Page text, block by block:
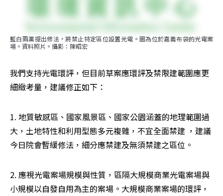
藍白兩黨提出修法，將禁止特定區位設置光電。圖為位於嘉義布袋的光電案
場。資料照片。攝影：陳昭宏
我們支持光電環評，但目前草案應環評及禁限建範圍應更
細緻考量，建議修正如下：
1. 地質敏感區、國家風景區、國家公園涵蓋的地理範圍過
大，土地特性和利用型態多元複雜，不宜全面禁建 ，建議
今日院會暫緩修法，細分應禁建及無須禁建之區位。
2. 應視光電案場規模與性質，區隔大規模商業光電案場與
小規模以自發自用為主的案場。大規模商業案場的環評，